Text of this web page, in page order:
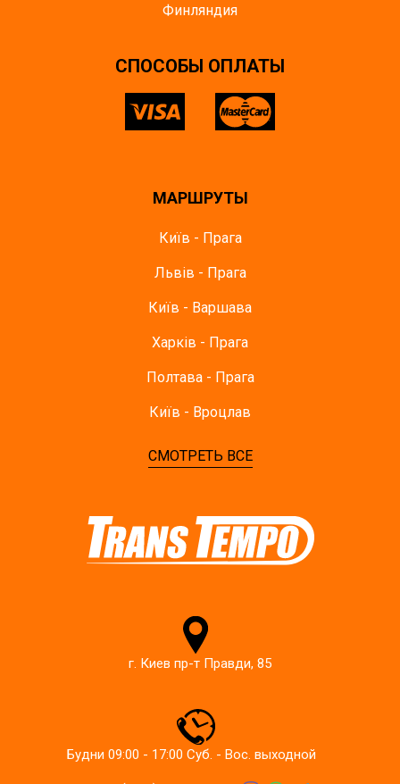
Финляндия
CПОСОБЫ ОПЛАТЫ
МАРШРУТЫ
Київ - Прага
Львів - Прага
Київ - Варшава
Харків - Прага
Полтава - Прага
Київ - Вроцлав
СМОТРЕТЬ ВСЕ
г. Киев пр-т Правди, 85
Будни 09:00 - 17:00 Суб. - Вос. выходной